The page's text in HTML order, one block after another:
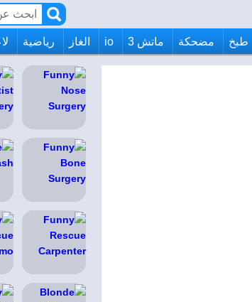
طبخ مضحكة ماتش 3 io الغاز رياضية